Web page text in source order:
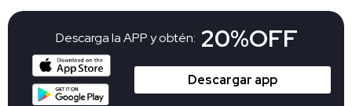
Descarga la APP y obtén: 20%OFF
Descargar app